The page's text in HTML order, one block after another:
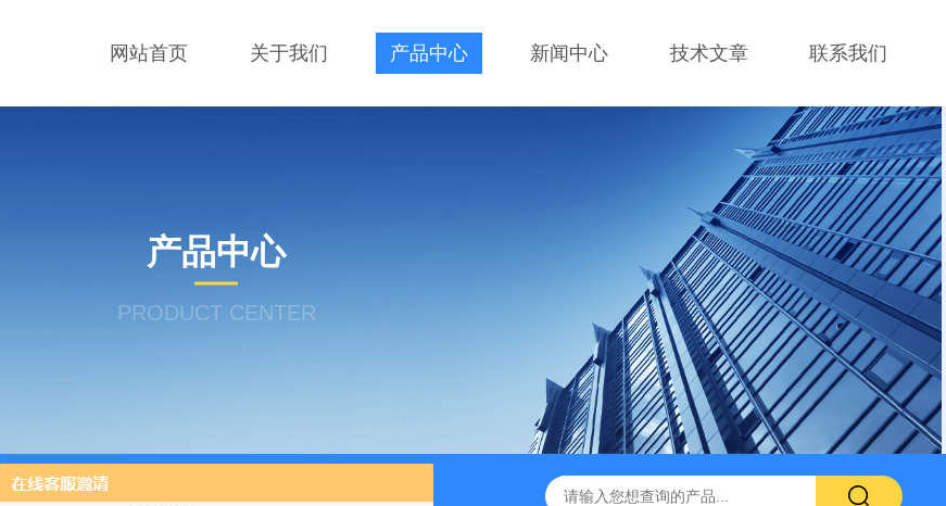
网站首页 关于我们 产品中心 新闻中心 技术文章 联系我们
产品中心
PRODUCT CENTER
混凝土抗弯拉弹性模量试验装置 钢结构防火涂料测厚仪 砂基透水砖透水速率试验装置